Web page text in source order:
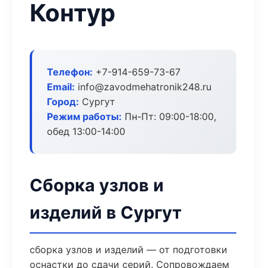
Контур
Телефон: +7-914-659-73-67
Email: info@zavodmehatronik248.ru
Город: Сургут
Режим работы: Пн-Пт: 09:00-18:00,
обед 13:00-14:00
Сборка узлов и
изделий в Сургут
сборка узлов и изделий — от подготовки
оснастки до сдачи серий. Сопровождаем